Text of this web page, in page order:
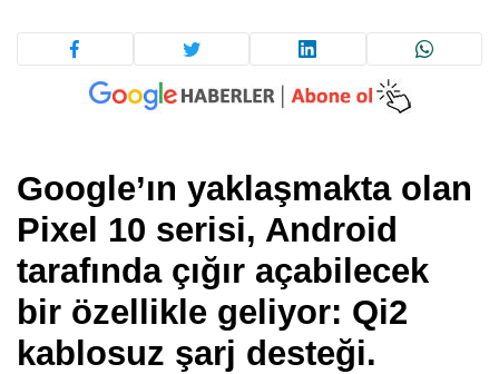
Google’ın yaklaşmakta olan
Pixel 10 serisi, Android
tarafında çığır açabilecek
bir özellikle geliyor: Qi2
kablosuz şarj desteği.